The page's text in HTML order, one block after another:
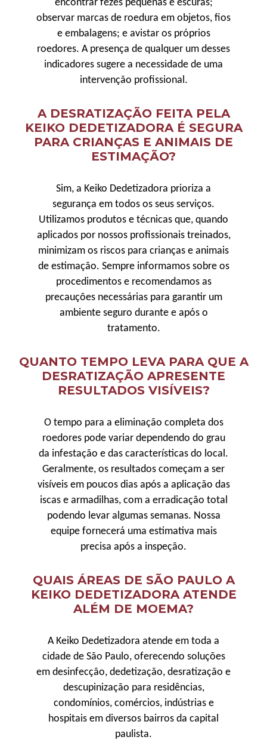
encontrar fezes pequenas e escuras;
observar marcas de roedura em objetos, fios
e embalagens; e avistar os próprios
roedores. A presença de qualquer um desses
indicadores sugere a necessidade de uma
intervenção profissional.
A DESRATIZAÇÃO FEITA PELA
KEIKO DEDETIZADORA É SEGURA
PARA CRIANÇAS E ANIMAIS DE
ESTIMAÇÃO?
Sim, a Keiko Dedetizadora prioriza a
segurança em todos os seus serviços.
Utilizamos produtos e técnicas que, quando
aplicados por nossos profissionais treinados,
minimizam os riscos para crianças e animais
de estimação. Sempre informamos sobre os
procedimentos e recomendamos as
precauções necessárias para garantir um
ambiente seguro durante e após o
tratamento.
QUANTO TEMPO LEVA PARA QUE A
DESRATIZAÇÃO APRESENTE
RESULTADOS VISÍVEIS?
O tempo para a eliminação completa dos
roedores pode variar dependendo do grau
da infestação e das características do local.
Geralmente, os resultados começam a ser
visíveis em poucos dias após a aplicação das
iscas e armadilhas, com a erradicação total
podendo levar algumas semanas. Nossa
equipe fornecerá uma estimativa mais
precisa após a inspeção.
QUAIS ÁREAS DE SÃO PAULO A
KEIKO DEDETIZADORA ATENDE
ALÉM DE MOEMA?
A Keiko Dedetizadora atende em toda a
cidade de São Paulo, oferecendo soluções
em desinfecção, dedetização, desratização e
descupinização para residências,
condomínios, comércios, indústrias e
hospitais em diversos bairros da capital
paulista.